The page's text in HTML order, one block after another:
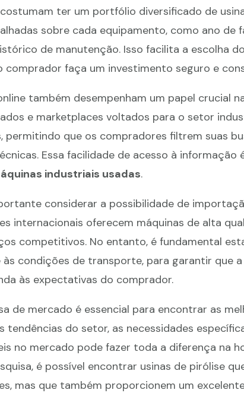
ter um portfólio diversificado de
sobre cada equipamento, como ano de
de manutenção. Isso facilita a escolha
comprador faça um investimento seguro e
também desempenham um papel crucial
e marketplaces voltados para o setor
permitindo que os compradores filtrem suas
Essa facilidade de acesso à informação
industriais usadas.
considerar a possibilidade de
internacionais oferecem máquinas de alta
competitivos. No entanto, é fundamental
condições de transporte, para garantir que
às expectativas do comprador.
de mercado é essencial para encontrar as
tendências do setor, as necessidades
no mercado pode fazer toda a diferença na
é possível encontrar usinas de pirólise
mas que também proporcionem um